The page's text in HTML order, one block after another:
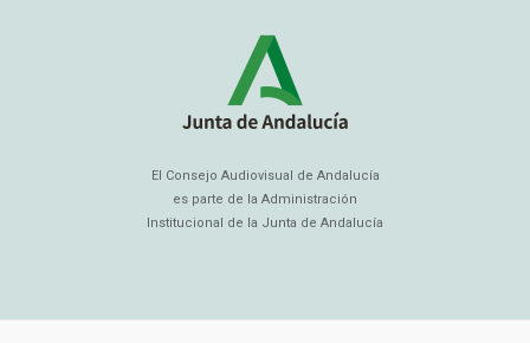
El Consejo Audiovisual de Andalucía
es parte de la Administración
Institucional de la Junta de Andalucía